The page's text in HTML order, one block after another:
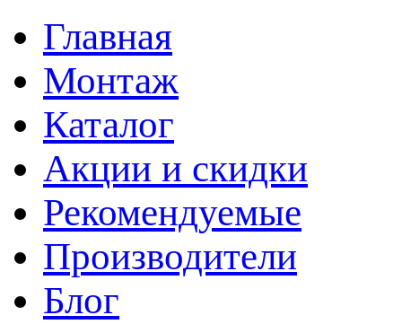
Главная
Монтаж
Каталог
Акции и скидки
Рекомендуемые
Производители
Блог